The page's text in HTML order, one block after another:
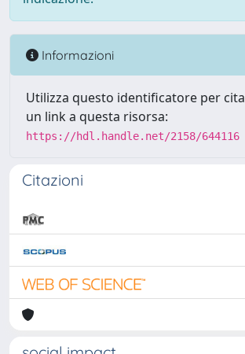
Informazioni
Utilizza questo identificatore per
un link a questa risorsa:
https://hdl.handle.net/2158/644116
Citazioni